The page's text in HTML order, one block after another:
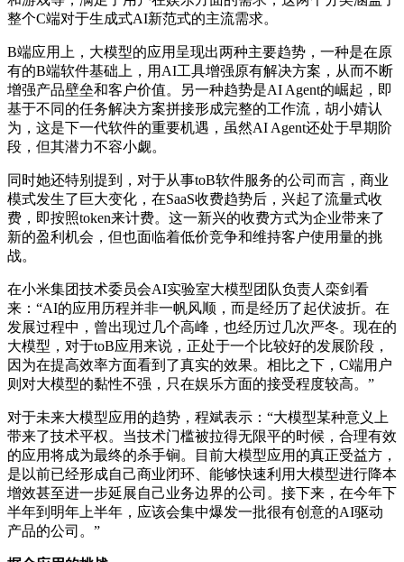
整个C端对于生成式AI新范式的主流需求。
B端应用上，大模型的应用呈现出两种主要趋势，一种是在原
有的B端软件基础上，用AI工具增强原有解决方案，从而不断
增强产品壁垒和客户价值。另一种趋势是AI Agent的崛起，即
基于不同的任务解决方案拼接形成完整的工作流，胡小婧认
为，这是下一代软件的重要机遇，虽然AI Agent还处于早期阶
段，但其潜力不容小觑。
同时她还特别提到，对于从事toB软件服务的公司而言，商业
模式发生了巨大变化，在SaaS收费趋势后，兴起了流量式收
费，即按照token来计费。这一新兴的收费方式为企业带来了
新的盈利机会，但也面临着低价竞争和维持客户使用量的挑
战。
在小米集团技术委员会AI实验室大模型团队负责人栾剑看
来：“AI的应用历程并非一帆风顺，而是经历了起伏波折。在
发展过程中，曾出现过几个高峰，也经历过几次严冬。现在的
大模型，对于toB应用来说，正处于一个比较好的发展阶段，
因为在提高效率方面看到了真实的效果。相比之下，C端用户
则对大模型的黏性不强，只在娱乐方面的接受程度较高。”
对于未来大模型应用的趋势，程斌表示：“大模型某种意义上
带来了技术平权。当技术门槛被拉得无限平的时候，合理有效
的应用将成为最终的杀手锏。目前大模型应用的真正受益方，
是以前已经形成自己商业闭环、能够快速利用大模型进行降本
增效甚至进一步延展自己业务边界的公司。接下来，在今年下
半年到明年上半年，应该会集中爆发一批很有创意的AI驱动
产品的公司。”